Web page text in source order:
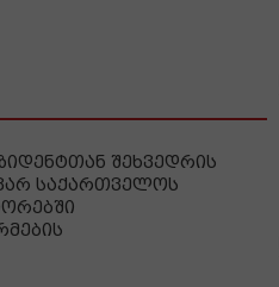
შეხვედრის
საქართველოს